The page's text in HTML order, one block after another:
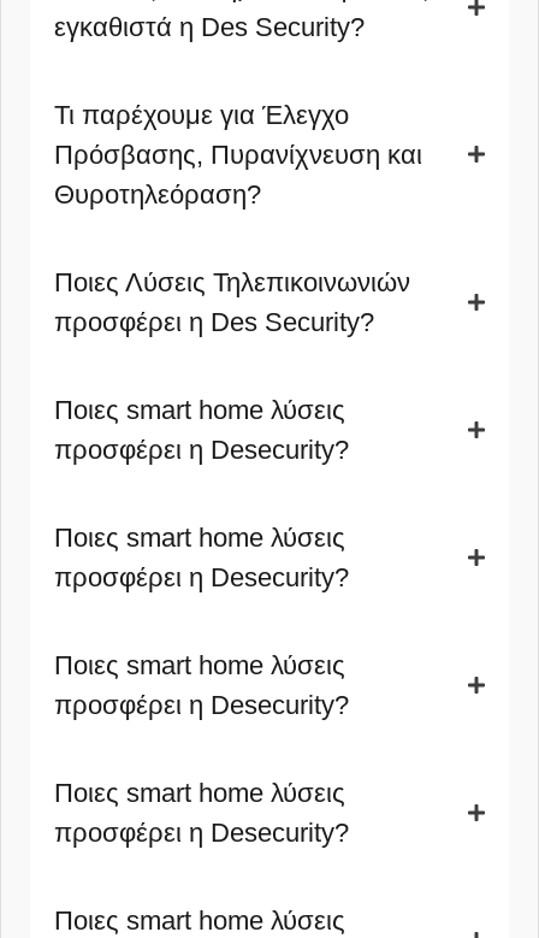
εγκαθιστά η Des Security?
Τι παρέχουμε για Έλεγχο
Πρόσβασης, Πυρανίχνευση και
Θυροτηλεόραση?
Ποιες Λύσεις Τηλεπικοινωνιών
προσφέρει η Des Security?
Ποιες smart home λύσεις
προσφέρει η Desecurity?
Ποιες smart home λύσεις
προσφέρει η Desecurity?
Ποιες smart home λύσεις
προσφέρει η Desecurity?
Ποιες smart home λύσεις
προσφέρει η Desecurity?
Ποιες smart home λύσεις